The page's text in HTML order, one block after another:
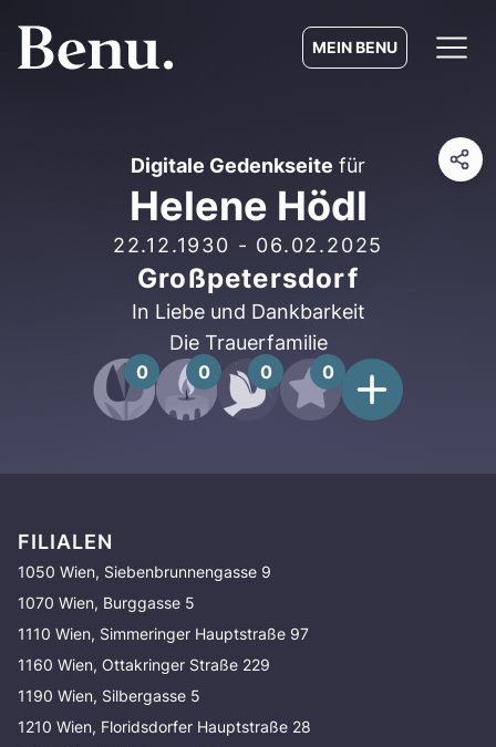
MEIN BENU
Digitale Gedenkseite für
Helene Hödl
22.12.1930 - 06.02.2025
Großpetersdorf
In Liebe und Dankbarkeit
Die Trauerfamilie
0 0 0 0
FILIALEN
1050 Wien, Siebenbrunnengasse 9
1070 Wien, Burggasse 5
1110 Wien, Simmeringer Hauptstraße 97
1160 Wien, Ottakringer Straße 229
1190 Wien, Silbergasse 5
1210 Wien, Floridsdorfer Hauptstraße 28